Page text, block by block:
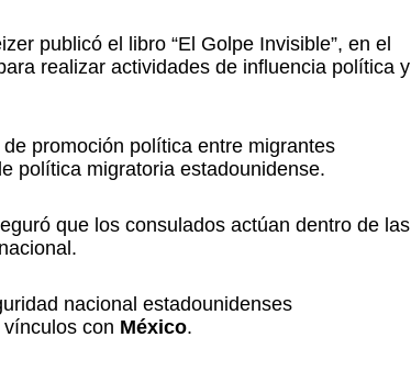
publicó el libro “El Golpe Invisible”, en el
realizar actividades de influencia política y
promoción política entre migrantes
política migratoria estadounidense.
que los consulados actúan dentro de las
nacional estadounidenses
vínculos con México.